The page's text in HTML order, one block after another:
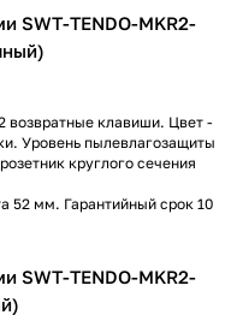
SWT-TENDO-MKR2-
возвратные клавиши. Цвет -
Уровень пылевлагозащиты
круглого сечения
52 мм. Гарантийный срок 10
SWT-TENDO-MKR2-